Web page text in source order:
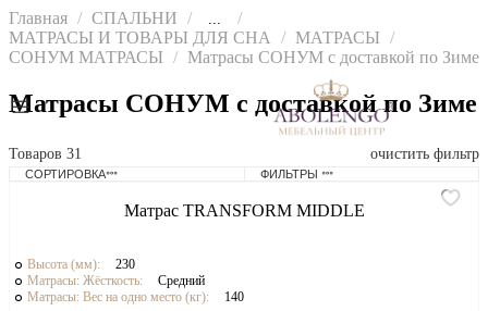
Главная СПАЛЬНИ ...
МАТРАСЫ И ТОВАРЫ ДЛЯ СНА
МАТРАСЫ
СОНУМ МАТРАСЫ
Матрасы СОНУМ с доставкой по Зиме
Матрасы СОНУМ с доставкой по Зиме
Товаров 31 очистить фильтр
СОРТИРОВКА ФИЛЬТРЫ
Матрас TRANSFORM MIDDLE
Высота (мм):
230
Матрасы: Жёсткость:
Средний
Матрасы: Вес на одно место (кг):
140